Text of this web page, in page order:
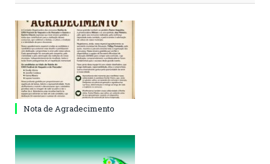
Nota de Agradecimento